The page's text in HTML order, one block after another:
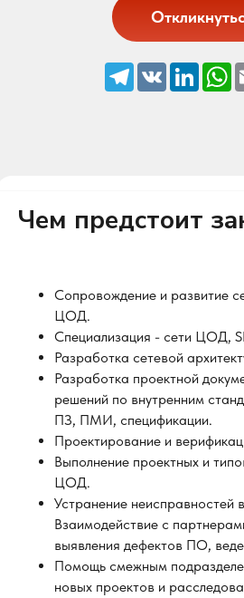
Telegram
VK
Чем предстоит
Сопровождение и развитие
ЦОД.
Специализация - сети ЦОД,
Разработка сетевой
Разработка проектной
решений по внутренним
ПЗ, ПМИ, спецификации.
Проектирование и
Выполнение проектных и
ЦОД.
Устранение неисправностей
Взаимодействие с
выявления дефектов ПО,
Помощь смежным
новых проектов и